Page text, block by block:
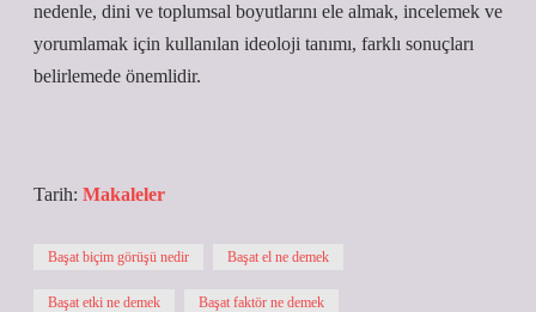
nedenle, dini ve toplumsal boyutlarını ele almak, incelemek ve
yorumlamak için kullanılan ideoloji tanımı, farklı sonuçları
belirlemede önemlidir.
Tarih: Makaleler
Başat biçim görüşü nedir Başat el ne demek
Başat etki ne demek Başat faktör ne demek